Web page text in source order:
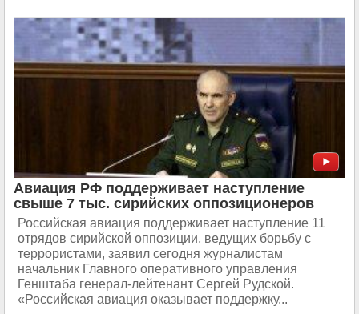
Авиация РФ поддерживает наступление
свыше 7 тыс. сирийских оппозиционеров
Российская авиация поддерживает наступление 11
отрядов сирийской оппозиции, ведущих борьбу с
террористами, заявил сегодня журналистам
начальник Главного оперативного управления
Генштаба генерал-лейтенант Сергей Рудской.
«Российская авиация оказывает поддержку...